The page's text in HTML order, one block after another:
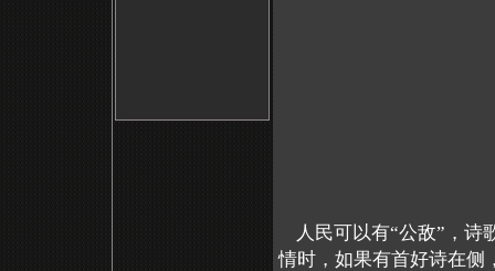
人民可以有“公敌”，诗
情时，如果有首好诗在侧